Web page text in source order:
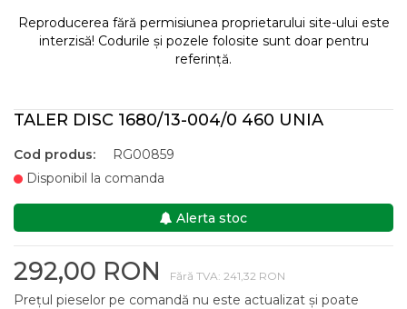
Reproducerea fără permisiunea proprietarului site-ului este
interzisă! Codurile și pozele folosite sunt doar pentru
referință.
TALER DISC 1680/13-004/0 460 UNIA
Cod produs:
RG00859
Disponibil la comanda
Alerta stoc
292,00 RON Fără TVA: 241,32 RON
Prețul pieselor pe comandă nu este actualizat și poate